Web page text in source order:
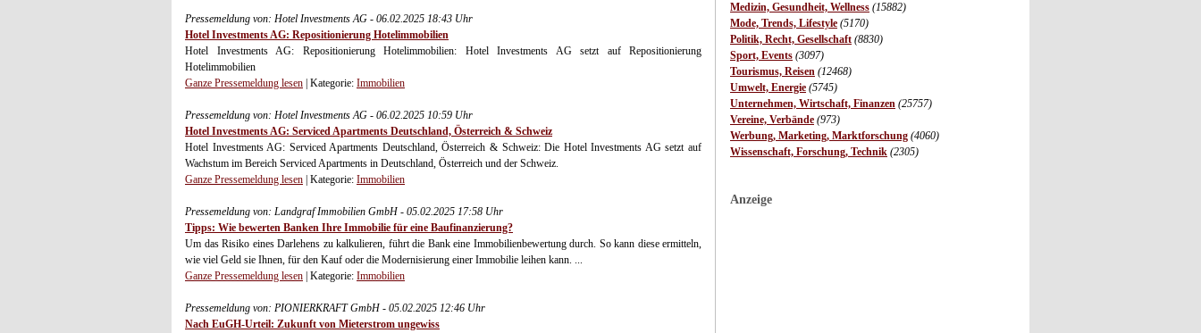
Medizin, Gesundheit, Wellness (15882)
Mode, Trends, Lifestyle (5170)
Politik, Recht, Gesellschaft (8830)
Sport, Events (3097)
Tourismus, Reisen (12468)
Umwelt, Energie (5745)
Unternehmen, Wirtschaft, Finanzen (25757)
Vereine, Verbände (973)
Werbung, Marketing, Marktforschung (4060)
Wissenschaft, Forschung, Technik (2305)
Anzeige
Pressemeldung von: Hotel Investments AG - 06.02.2025 18:43 Uhr
Hotel Investments AG: Repositionierung Hotelimmobilien
Hotel Investments AG: Repositionierung Hotelimmobilien: Hotel Investments AG setzt auf Repositionierung
Hotelimmobilien
Ganze Pressemeldung lesen | Kategorie: Immobilien
Pressemeldung von: Hotel Investments AG - 06.02.2025 10:59 Uhr
Hotel Investments AG: Serviced Apartments Deutschland, Österreich & Schweiz
Hotel Investments AG: Serviced Apartments Deutschland, Österreich & Schweiz: Die Hotel Investments AG setzt auf
Wachstum im Bereich Serviced Apartments in Deutschland, Österreich und der Schweiz.
Ganze Pressemeldung lesen | Kategorie: Immobilien
Pressemeldung von: Landgraf Immobilien GmbH - 05.02.2025 17:58 Uhr
Tipps: Wie bewerten Banken Ihre Immobilie für eine Baufinanzierung?
Um das Risiko eines Darlehens zu kalkulieren, führt die Bank eine Immobilienbewertung durch. So kann diese ermitteln,
wie viel Geld sie Ihnen, für den Kauf oder die Modernisierung einer Immobilie leihen kann. ...
Ganze Pressemeldung lesen | Kategorie: Immobilien
Pressemeldung von: PIONIERKRAFT GmbH - 05.02.2025 12:46 Uhr
Nach EuGH-Urteil: Zukunft von Mieterstrom ungewiss